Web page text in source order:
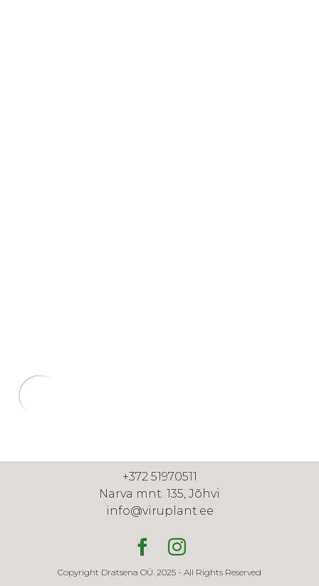
+372 51970511
Narva mnt. 135, Jõhvi
info@viruplant.ee
Copyright Dratsena OÜ. 2025 - All Rights Reserved